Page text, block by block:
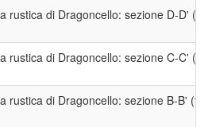
rustica di Dragoncello: sezione D-D'
rustica di Dragoncello: sezione C-C'
rustica di Dragoncello: sezione B-B'